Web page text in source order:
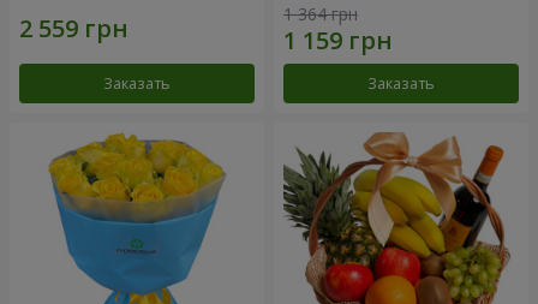
Заказать
1 364 грн
Заказать